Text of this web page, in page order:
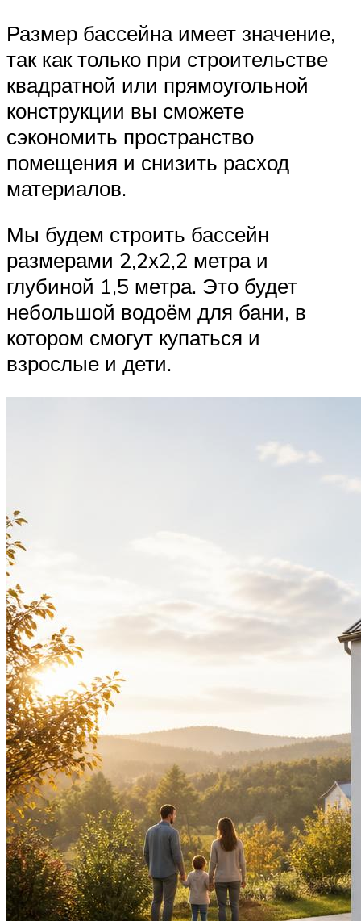
Размер бассейна имеет значение,
так как только при строительстве
квадратной или прямоугольной
конструкции вы сможете
сэкономить пространство
помещения и снизить расход
материалов.
Мы будем строить бассейн
размерами 2,2х2,2 метра и
глубиной 1,5 метра. Это будет
небольшой водоём для бани, в
котором смогут купаться и
взрослые и дети.